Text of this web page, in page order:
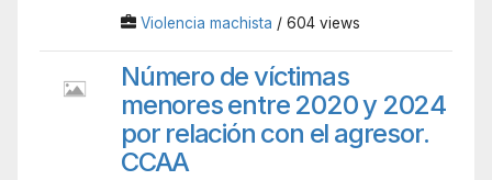
Violencia machista / 604 views
Número de víctimas
menores entre 2020 y 2024
por relación con el agresor.
CCAA